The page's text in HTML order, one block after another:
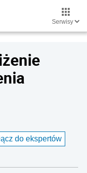
Serwisy
do ekspertów